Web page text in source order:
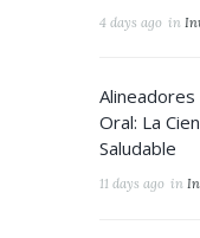
4 days ago in
Oral: La
Saludable
11 days ago in